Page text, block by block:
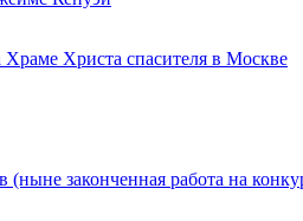
Храме Христа спасителя в Москве
(ныне законченная работа на